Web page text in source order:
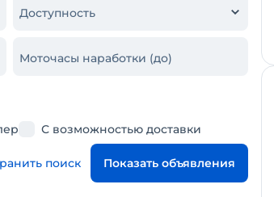
Доступность
Моточасы наработки (до)
С возможностью доставки
поиск Показать объявления